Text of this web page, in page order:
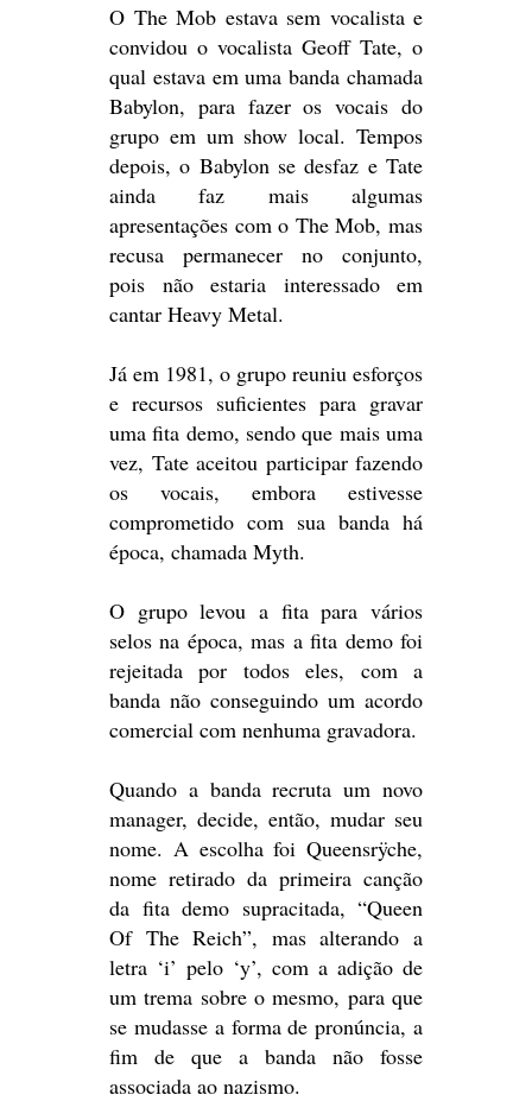
O The Mob estava sem vocalista e
convidou o vocalista Geoff Tate, o
qual estava em uma banda chamada
Babylon, para fazer os vocais do
grupo em um show local. Tempos
depois, o Babylon se desfaz e Tate
ainda faz mais algumas
apresentações com o The Mob, mas
recusa permanecer no conjunto,
pois não estaria interessado em
cantar Heavy Metal.
Já em 1981, o grupo reuniu esforços
e recursos suficientes para gravar
uma fita demo, sendo que mais uma
vez, Tate aceitou participar fazendo
os vocais, embora estivesse
comprometido com sua banda há
época, chamada Myth.
O grupo levou a fita para vários
selos na época, mas a fita demo foi
rejeitada por todos eles, com a
banda não conseguindo um acordo
comercial com nenhuma gravadora.
Quando a banda recruta um novo
manager, decide, então, mudar seu
nome. A escolha foi Queensrÿche,
nome retirado da primeira canção
da fita demo supracitada, “Queen
Of The Reich”, mas alterando a
letra ‘i’ pelo ‘y’, com a adição de
um trema sobre o mesmo, para que
se mudasse a forma de pronúncia, a
fim de que a banda não fosse
associada ao nazismo.